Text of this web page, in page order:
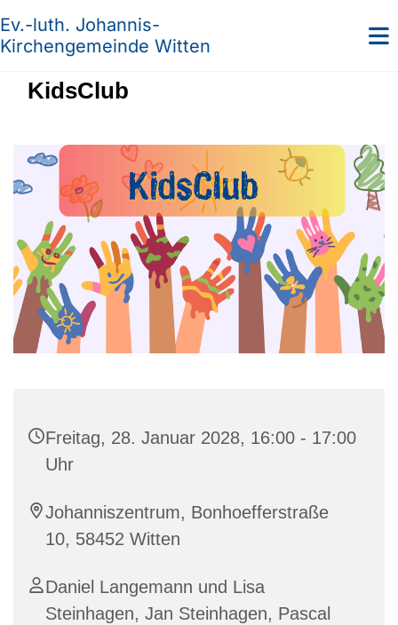
Ev.-luth. Johannis-
Kirchengemeinde Witten
KidsClub
Freitag, 28. Januar 2028, 16:00 - 17:00
Uhr
Johanniszentrum, Bonhoefferstraße
10, 58452 Witten
Daniel Langemann und Lisa
Steinhagen, Jan Steinhagen, Pascal